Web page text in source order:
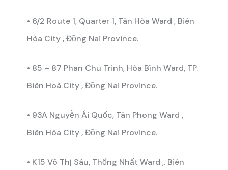
• 6/2 Route 1, Quarter 1, Tân Hòa Ward , Biên
Hòa City , Đồng Nai Province.
• 85 – 87 Phan Chu Trinh, Hòa Bình Ward, TP.
Biên Hoà City , Đồng Nai Province.
• 93A Nguyễn Ái Quốc, Tân Phong Ward ,
Biên Hòa City , Đồng Nai Province.
• K15 Võ Thị Sáu, Thống Nhất Ward ,. Biên